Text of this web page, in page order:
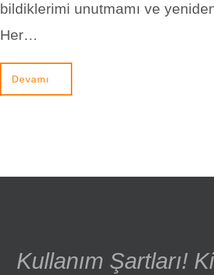
bildiklerimi unutmamı ve
Her…
Devamı
Kullanım Şartları!